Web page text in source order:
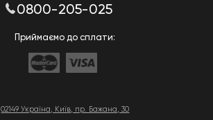
02149 Україна, Київ, пр. Бажана, 30
0800-205-025
Приймаємо до сплати: